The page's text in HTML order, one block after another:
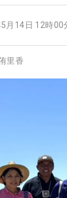
月14日 12時00
里香